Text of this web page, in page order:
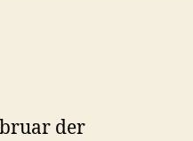
der